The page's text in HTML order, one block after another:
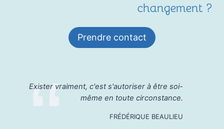
changement ?
Prendre contact
Exister vraiment, c'est s'autoriser à être soi-
même en toute circonstance.
FRÉDÉRIQUE BEAULIEU